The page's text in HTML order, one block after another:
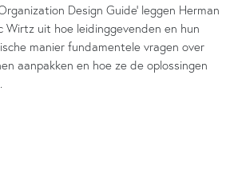
Design Guide’ leggen Herman
Wirtz uit hoe leidinggevenden en hun
manier fundamentele vragen over
aanpakken en hoe ze de oplossingen